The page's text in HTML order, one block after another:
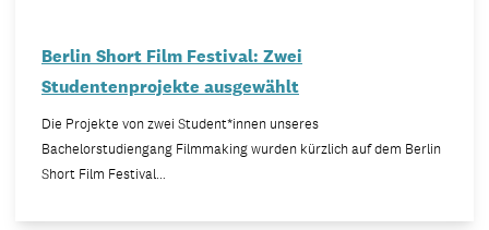
Berlin Short Film Festival: Zwei
Studentenprojekte ausgewählt
Die Projekte von zwei Student*innen unseres
Bachelorstudiengang Filmmaking wurden kürzlich auf dem Berlin
Short Film Festival…